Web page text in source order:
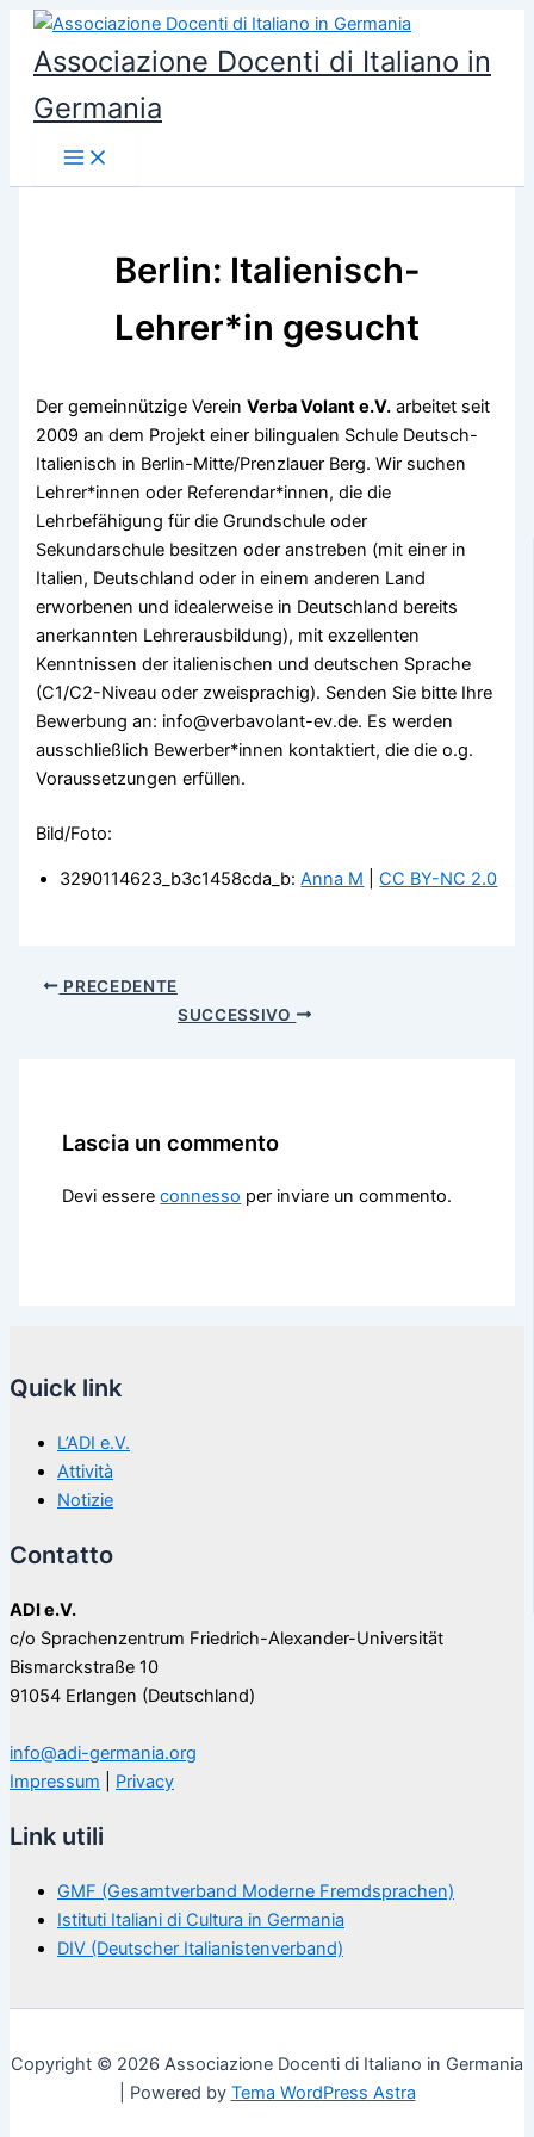
contenuto
Associazione Docenti di Italiano in
Germania
Berlin: Italienisch-
Lehrer*in gesucht
Der gemeinnützige VereinVerba Volant e.V. arbeitet seit
2009 an dem Projekt einer bilingualen Schule Deutsch-
Italienisch in Berlin-Mitte/Prenzlauer Berg. Wir suchen
Lehrer*innen oder Referendar*innen, die die
Lehrbefähigung für die Grundschule oder
Sekundarschule besitzen oder anstreben (mit einer in
Italien, Deutschland oder in einem anderen Land
erworbenen und idealerweise in Deutschland bereits
anerkannten Lehrerausbildung), mit exzellenten
Kenntnissen der italienischen und deutschen Sprache
(C1/C2-Niveau oder zweisprachig). Senden Sie bitte Ihre
Bewerbung an: info@verbavolant-ev.de. Es werden
ausschließlich Bewerber*innen kontaktiert, die die o.g.
Voraussetzungen erfüllen.
Bild/Foto:
3290114623_b3c1458cda_b:Anna M |CC BY-NC 2.0
PRECEDENTE
SUCCESSIVO
Lascia un commento
Devi essereconnesso per inviare un commento.
Quick link
L’ADI e.V.
Attività
Notizie
Contatto
ADI e.V.
c/o Sprachenzentrum Friedrich-Alexander-Universität
Bismarckstraße 10
91054 Erlangen (Deutschland)
info@adi-germania.org
Impressum
Privacy
Link utili
GMF (Gesamtverband Moderne Fremdsprachen)
Istituti Italiani di Cultura in Germania
DIV (Deutscher Italianistenverband)
Copyright © 2026 Associazione Docenti di Italiano in Germania
| Powered by Tema WordPress Astra